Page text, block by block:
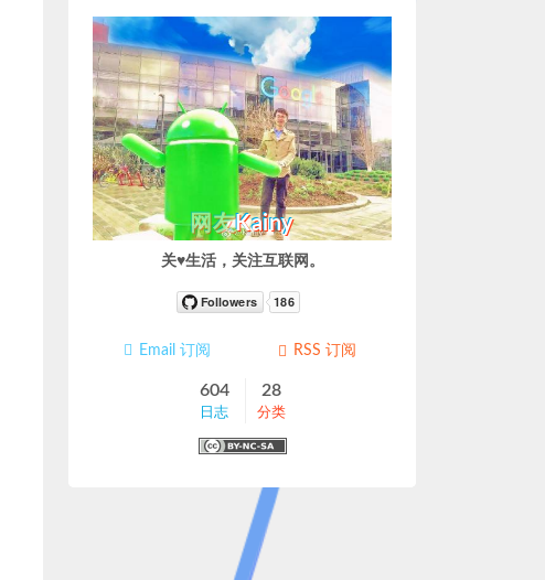
网友Kainy
关♥生活，关注互联网。
Email 订阅 RSS 订阅
604
日志
28
分类